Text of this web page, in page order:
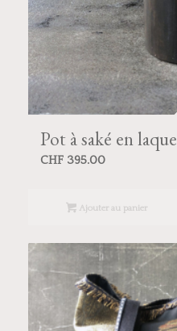
Pot à saké en laque
CHF395.00
Ajouter au panier